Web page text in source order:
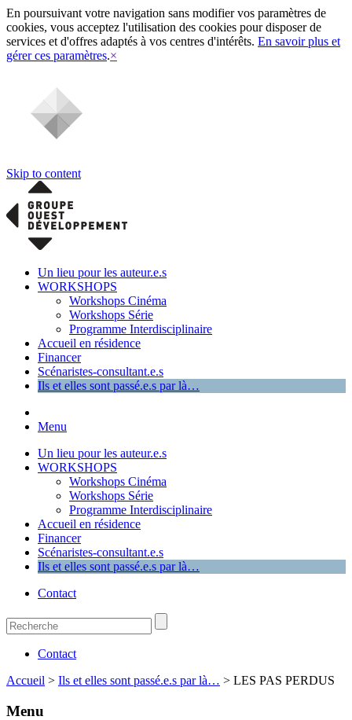
En poursuivant votre navigation sans modifier vos paramètres de
cookies, vous acceptez l'utilisation des cookies pour disposer de
services et d'offres adaptés à vos centres d'intérêts. En savoir plus et
gérer ces paramètres.×
Skip to content
Un lieu pour les auteur.e.s
WORKSHOPS
Workshops Cinéma
Workshops Série
Programme Interdisciplinaire
Accueil en résidence
Financer
Scénaristes-consultant.e.s
Ils et elles sont passé.e.s par là…
Menu
Un lieu pour les auteur.e.s
WORKSHOPS
Workshops Cinéma
Workshops Série
Programme Interdisciplinaire
Accueil en résidence
Financer
Scénaristes-consultant.e.s
Ils et elles sont passé.e.s par là…
Contact
Contact
Accueil > Ils et elles sont passé.e.s par là… > LES PAS PERDUS
Menu